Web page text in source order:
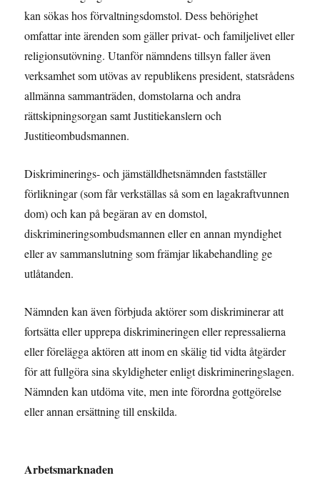
kan sökas hos förvaltningsdomstol. Dess behörighet
omfattar inte ärenden som gäller privat- och familjelivet eller
religionsutövning. Utanför nämndens tillsyn faller även
verksamhet som utövas av republikens president, statsrådens
allmänna sammanträden, domstolarna och andra
rättskipningsorgan samt Justitiekanslern och
Justitieombudsmannen.
Diskriminerings- och jämställdhetsnämnden fastställer
förlikningar (som får verkställas så som en lagakraftvunnen
dom) och kan på begäran av en domstol,
diskrimineringsombudsmannen eller en annan myndighet
eller av sammanslutning som främjar likabehandling ge
utlåtanden.
Nämnden kan även förbjuda aktörer som diskriminerar att
fortsätta eller upprepa diskrimineringen eller repressalierna
eller förelägga aktören att inom en skälig tid vidta åtgärder
för att fullgöra sina skyldigheter enligt diskrimineringslagen.
Nämnden kan utdöma vite, men inte förordna gottgörelse
eller annan ersättning till enskilda.
Arbetsmarknaden